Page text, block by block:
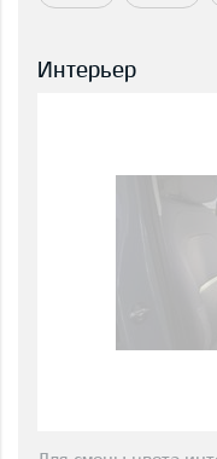
Интерьер